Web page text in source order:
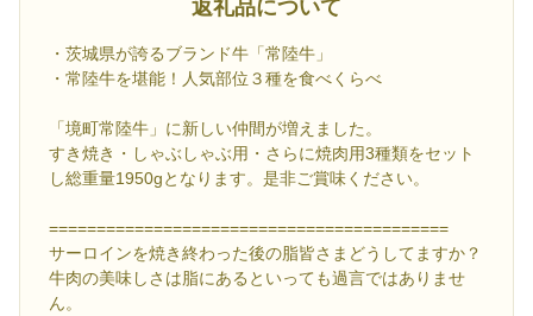
返礼品について
・茨城県が誇るブランド牛「常陸牛」
・常陸牛を堪能！人気部位３種を食べくらべ
「境町常陸牛」に新しい仲間が増えました。
すき焼き・しゃぶしゃぶ用・さらに焼肉用3種類をセット
し総重量1950gとなります。是非ご賞味ください。
==========================================
サーロインを焼き終わった後の脂皆さまどうしてますか？
牛肉の美味しさは脂にあるといっても過言ではありませ
ん。